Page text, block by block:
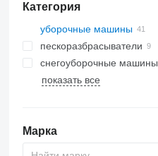
Категория
уборочные машины
пескоразбрасыватели
снегоуборочные машины
показать все
Марка